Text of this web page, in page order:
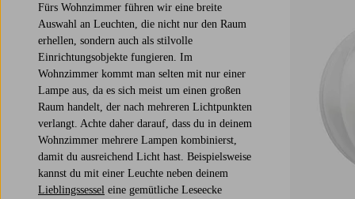
Fürs Wohnzimmer führen wir eine breite
Auswahl an Leuchten, die nicht nur den Raum
erhellen, sondern auch als stilvolle
Einrichtungsobjekte fungieren. Im
Wohnzimmer kommt man selten mit nur einer
Lampe aus, da es sich meist um einen großen
Raum handelt, der nach mehreren Lichtpunkten
verlangt. Achte daher darauf, dass du in deinem
Wohnzimmer mehrere Lampen kombinierst,
damit du ausreichend Licht hast. Beispielsweise
kannst du mit einer Leuchte neben deinem
Lieblingssessel eine gemütliche Leseecke